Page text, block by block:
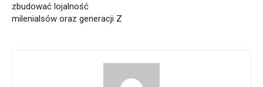
zbudować lojalność
milenialsów oraz generacji Z